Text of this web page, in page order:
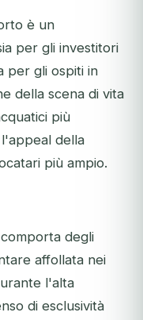
è un
per gli investitori
per gli ospiti in
della scena di vita
più
della
più ampio.
degli
affollata nei
l'alta
di esclusività